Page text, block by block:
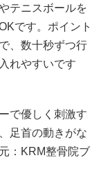
テニスボールを
です。ポイント
、数十秒ずつ行
れやすいです
で優しく刺激す
足首の動きがな
： KRM整骨院ブ